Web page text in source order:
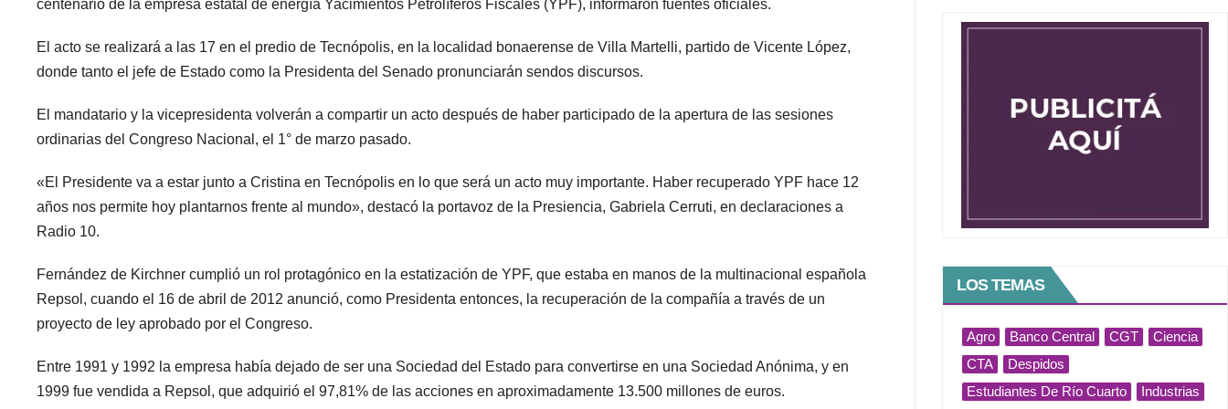
centenario de la empresa estatal de energía Yacimientos Petrolíferos Fiscales (YPF), informaron fuentes oficiales.
El acto se realizará a las 17 en el predio de Tecnópolis, en la localidad bonaerense de Villa Martelli, partido de Vicente López,
donde tanto el jefe de Estado como la Presidenta del Senado pronunciarán sendos discursos.
El mandatario y la vicepresidenta volverán a compartir un acto después de haber participado de la apertura de las sesiones
ordinarias del Congreso Nacional, el 1° de marzo pasado.
«El Presidente va a estar junto a Cristina en Tecnópolis en lo que será un acto muy importante. Haber recuperado YPF hace 12
años nos permite hoy plantarnos frente al mundo», destacó la portavoz de la Presiencia, Gabriela Cerruti, en declaraciones a
Radio 10.
Fernández de Kirchner cumplió un rol protagónico en la estatización de YPF, que estaba en manos de la multinacional española
Repsol, cuando el 16 de abril de 2012 anunció, como Presidenta entonces, la recuperación de la compañía a través de un
proyecto de ley aprobado por el Congreso.
Entre 1991 y 1992 la empresa había dejado de ser una Sociedad del Estado para convertirse en una Sociedad Anónima, y en
1999 fue vendida a Repsol, que adquirió el 97,81% de las acciones en aproximadamente 13.500 millones de euros.
LOS TEMAS
Agro Banco Central CGT
Ciencia
CTA
Despidos
Estudiantes De Río Cuarto
Industrias